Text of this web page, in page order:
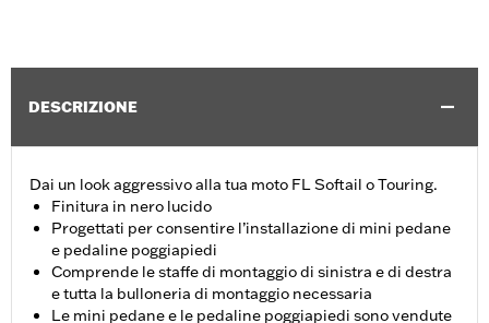
DESCRIZIONE
Dai un look aggressivo alla tua moto FL Softail o Touring.
Finitura in nero lucido
Progettati per consentire l’installazione di mini pedane
e pedaline poggiapiedi
Comprende le staffe di montaggio di sinistra e di destra
e tutta la bulloneria di montaggio necessaria
Le mini pedane e le pedaline poggiapiedi sono vendute